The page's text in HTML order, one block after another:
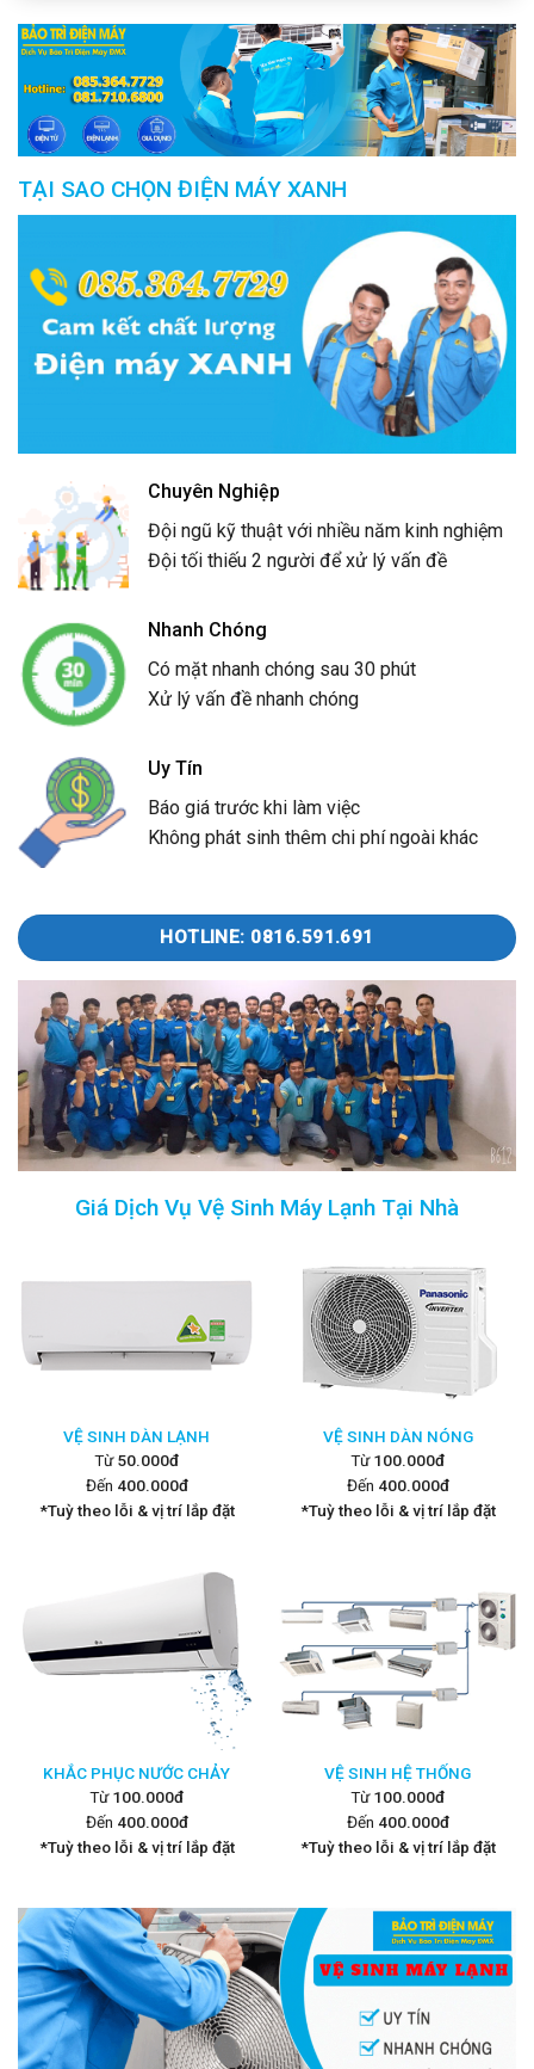
TẠI SAO CHỌN ĐIỆN MÁY XANH
Chuyên Nghiệp
Đội ngũ kỹ thuật với nhiều năm kinh nghiệm
Đội tối thiếu 2 người để xử lý vấn đề
Nhanh Chóng
Có mặt nhanh chóng sau 30 phút
Xử lý vấn đề nhanh chóng
Uy Tín
Báo giá trước khi làm việc
Không phát sinh thêm chi phí ngoài khác
HOTLINE: 0816.591.691
Giá Dịch Vụ Vệ Sinh Máy Lạnh Tại Nhà
VỆ SINH DÀN LẠNH
Từ50.000đ
Đến 400.000đ
*Tuỳ theo lỗi & vị trí lắp đặt
VỆ SINH DÀN NÓNG
Từ100.000đ
Đến 400.000đ
*Tuỳ theo lỗi & vị trí lắp đặt
KHẮC PHỤC NƯỚC CHẢY
Từ100.000đ
Đến 400.000đ
*Tuỳ theo lỗi & vị trí lắp đặt
VỆ SINH HỆ THỐNG
Từ100.000đ
Đến 400.000đ
*Tuỳ theo lỗi & vị trí lắp đặt